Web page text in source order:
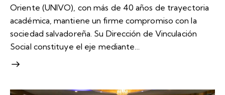
Oriente (UNIVO), con más de 40 años de trayectoria
académica, mantiene un firme compromiso con la
sociedad salvadoreña. Su Dirección de Vinculación
Social constituye el eje mediante…